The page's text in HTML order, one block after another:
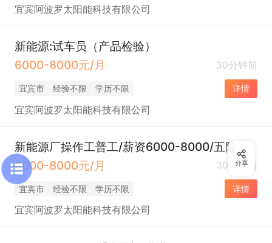
宜宾阿波罗太阳能科技有限公司
新能源:试车员（产品检验）
6000-8000元/月
30分钟前
宜宾市 经验不限 学历不限 详情
宜宾阿波罗太阳能科技有限公司
新能源厂操作工普工/薪资6000-8000/五险一金/包食宿
6000-8000元/月
30分钟前
宜宾市 经验不限 学历不限 详情
宜宾阿波罗太阳能科技有限公司
分享